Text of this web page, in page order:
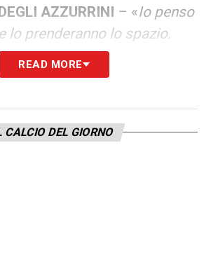
AZZURRINI – «Io penso
lo prenderanno lo spazio.
altri troveranno spazio con
LA NAZIONALE A– «Dei
questi due anni sono
READ MORE
CALCIO DEL GIORNO